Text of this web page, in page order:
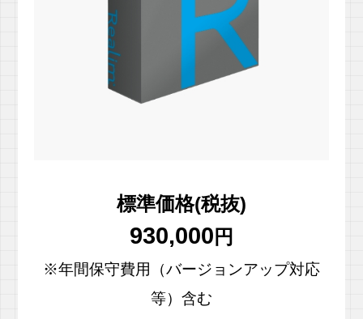
標準価格(税抜)
930,000 円
※年間保守費用（バージョンアップ対応
等）含む